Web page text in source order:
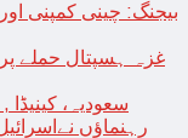
بیجنگ: چینی کمپنی
غزہ ہسپتال حملے
سعودیہ،
رہنماؤں